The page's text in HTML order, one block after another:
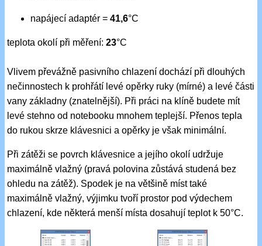
napájecí adaptér =41,6°C
teplota okolí při měření:23°C
Vlivem převážně pasivního chlazení dochází při dlouhých
nečinnostech k prohřátí levé opěrky ruky (mírné) a levé části
vany základny (znatelnější). Při práci na klíně budete mít
levé stehno od notebooku mnohem teplejší. Přenos tepla
do rukou skrze klávesnici a opěrky je však minimální.
Při zátěži se povrch klávesnice a jejího okolí udržuje
maximálně vlažný (pravá polovina zůstává studená bez
ohledu na zátěž). Spodek je na většině míst také
maximálně vlažný, výjimku tvoří prostor pod výdechem
chlazení, kde některá menší místa dosahují teplot k 50°C.